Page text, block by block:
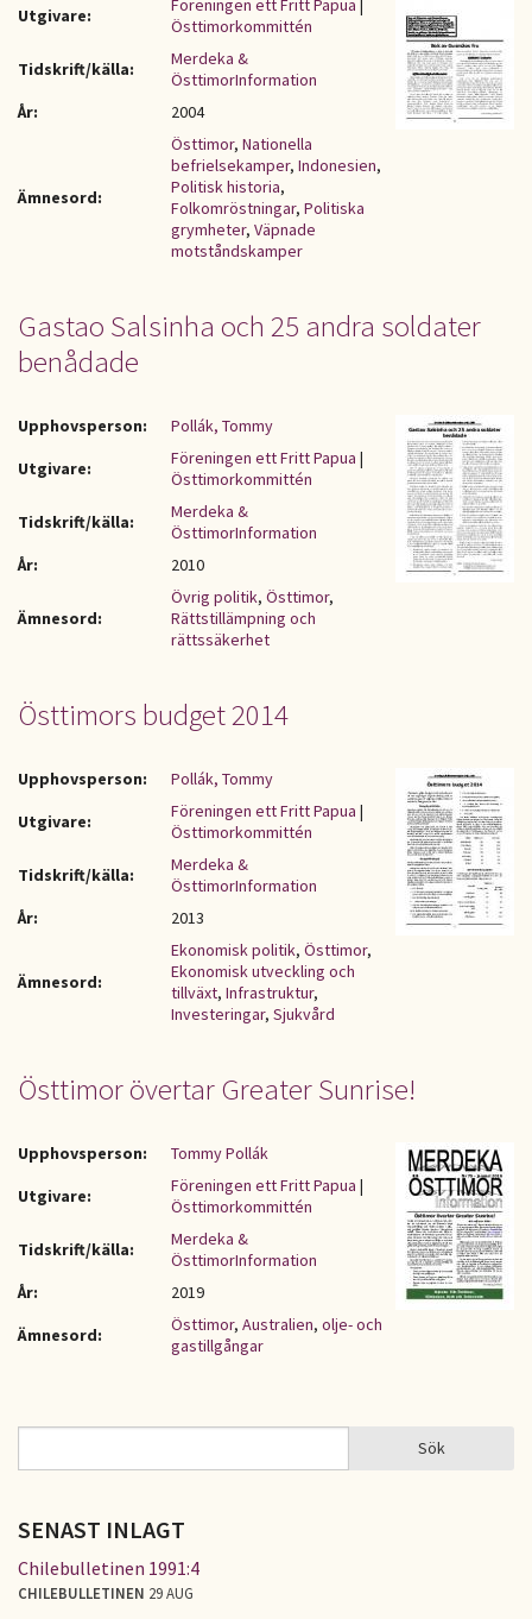
Utgivare: Föreningen ett Fritt Papua
Östtimorkommittén
Tidskrift/källa:
Merdeka &
ÖsttimorInformation
År:
2004
Ämnesord:
Östtimor, Nationella
befrielsekamper, Indonesien,
Politisk historia,
Folkomröstningar, Politiska
grymheter, Väpnade
motståndskamper
Gastao Salsinha och 25 andra soldater
benådade
Upphovsperson:
Pollák, Tommy
Utgivare:
Föreningen ett Fritt Papua |
Östtimorkommittén
Tidskrift/källa:
Merdeka &
ÖsttimorInformation
År:
2010
Ämnesord:
Övrig politik, Östtimor,
Rättstillämpning och
rättssäkerhet
Östtimors budget 2014
Upphovsperson:
Pollák, Tommy
Utgivare:
Föreningen ett Fritt Papua |
Östtimorkommittén
Tidskrift/källa:
Merdeka &
ÖsttimorInformation
År:
2013
Ämnesord:
Ekonomisk politik, Östtimor,
Ekonomisk utveckling och
tillväxt, Infrastruktur,
Investeringar, Sjukvård
Östtimor övertar Greater Sunrise!
Upphovsperson:
Tommy Pollák
Utgivare:
Föreningen ett Fritt Papua |
Östtimorkommittén
Tidskrift/källa:
Merdeka &
ÖsttimorInformation
År:
2019
Ämnesord:
Östtimor, Australien, olje- och
gastillgångar
SÖKFORMULÄR Sök
SENAST INLAGT
Chilebulletinen 1991:4
CHILEBULLETINEN 29 AUG